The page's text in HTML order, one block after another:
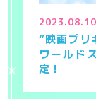
2023.08.10
“映画プリ
ワールド
定！